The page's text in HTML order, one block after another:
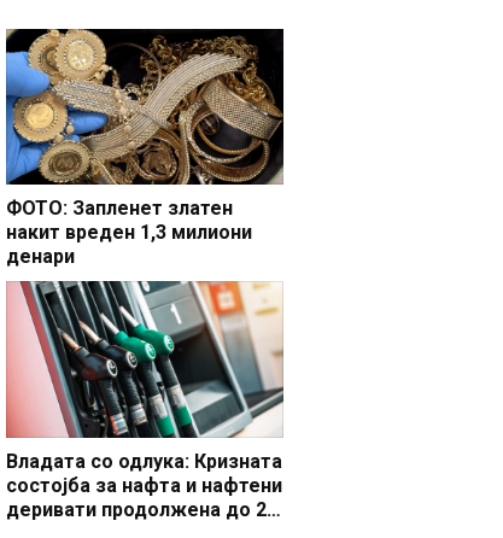
ФОТО: Запленет златен
накит вреден 1,3 милиони
денари
Владата со одлука: Кризната
состојба за нафта и нафтени
деривати продолжена до 20